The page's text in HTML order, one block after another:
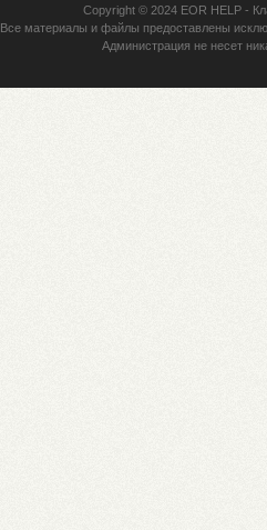
Copyright © 2024 EOR HELP-
Все материалы и файлы предоставлены
Администрация не несет